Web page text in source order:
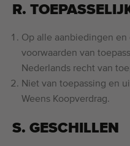
R.
Op alle aanbiedingen
voorwaarden van
Nederlands recht van
Niet van toepassing en
Weens Koopverdrag.
S. GESCHILLEN